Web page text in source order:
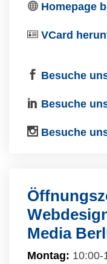
Homepage
VCard
Besuche
Besuche
Besuche
Media
Montag: 10:00-